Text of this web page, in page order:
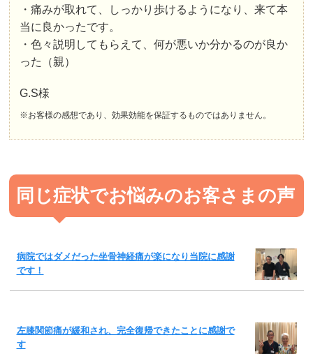
・痛みが取れて、しっかり歩けるようになり、来て本
当に良かったです。
・色々説明してもらえて、何が悪いか分かるのが良か
った（親）
G.S様
※お客様の感想であり、効果効能を保証するものではありません。
同じ症状でお悩みのお客さまの声
病院ではダメだった坐骨神経痛が楽になり当院に感謝
です！
左膝関節痛が緩和され、完全復帰できたことに感謝で
す